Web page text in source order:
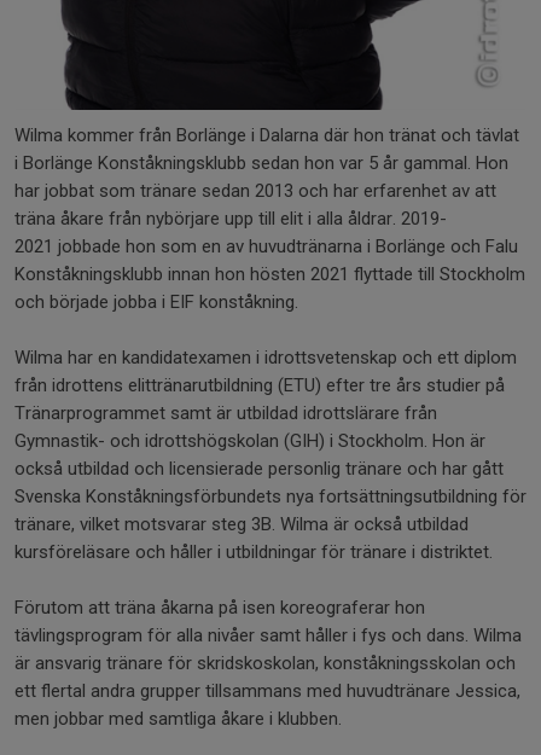
Wilma kommer från Borlänge i Dalarna där hon tränat och tävlat
i Borlänge Konståkningsklubb sedan hon var 5 år gammal. Hon
har jobbat som tränare sedan 2013 och har erfarenhet av att
träna åkare från nybörjare upp till elit i alla åldrar. 2019-
2021 jobbade hon som en av huvudtränarna i Borlänge och Falu
Konståkningsklubb innan hon hösten 2021 flyttade till Stockholm
och började jobba i EIF konståkning.
Wilma har en kandidatexamen i idrottsvetenskap och ett diplom
från idrottens elittränarutbildning (ETU) efter tre års studier på
Tränarprogrammet samt är utbildad idrottslärare från
Gymnastik- och idrottshögskolan (GIH) i Stockholm. Hon är
också utbildad och licensierade personlig tränare och har gått
Svenska Konståkningsförbundets nya fortsättningsutbildning för
tränare, vilket motsvarar steg 3B. Wilma är också utbildad
kursföreläsare och håller i utbildningar för tränare i distriktet.
Förutom att träna åkarna på isen koreograferar hon
tävlingsprogram för alla nivåer samt håller i fys och dans. Wilma
är ansvarig tränare för skridskoskolan, konståkningsskolan och
ett flertal andra grupper tillsammans med huvudtränare Jessica,
men jobbar med samtliga åkare i klubben.